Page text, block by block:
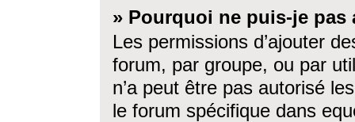
» Pourquoi ne puis-je
Les permissions d’ajouter
forum, par groupe, ou par
n’a peut être pas autorisé
le forum spécifique dans